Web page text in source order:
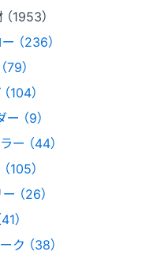
1953）
（236）
）
104）
（9）
ー （44）
105）
（26）
）
ク （38）